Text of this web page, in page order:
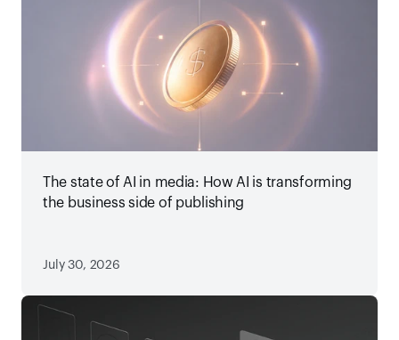
The state of AI in media: How AI is transforming
the business side of publishing
July 30, 2026